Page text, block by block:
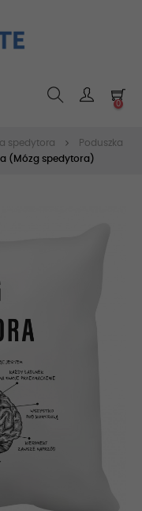
0
spedytora
Poduszka
(Mózg spedytora)